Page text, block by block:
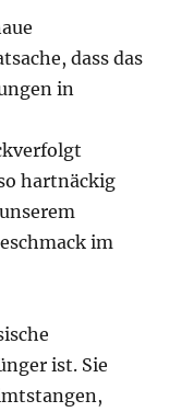
dass das
in
hartnäckig
im
ist. Sie